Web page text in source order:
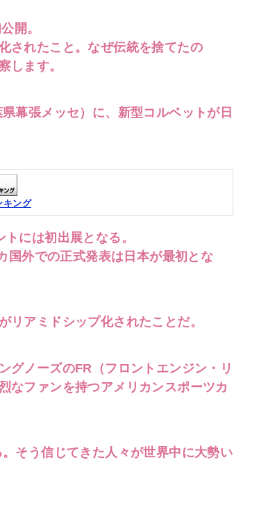
開。
されたこと。なぜ伝統を捨てたの
ます。
幕張メッセ）に、新型コルベットが日
キング
には初出展となる。
国外での正式発表は日本が最初とな
アミドシップ化されたことだ。
グノーズのFR（フロントエンジン・リ
なファンを持つアメリカンスポーツカ
そう信じてきた人々が世界中に大勢い